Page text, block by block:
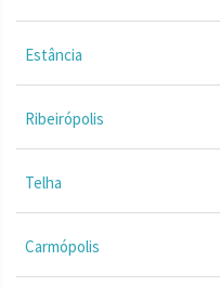
Estância
Ribeirópolis
Telha
Carmópolis